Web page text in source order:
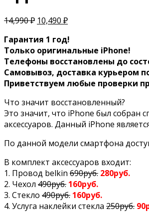
14,990₽ 10,490 ₽
Гарантия 1 год!
Только оригинальные iPhone!
Телефоны восстановлены до
Самовывоз, доставка курьером
Приветствуем любые проверки
Что значит восстановленный?
Это значит, что iPhone был
аксессуаров. Данный iPhone
По данной модели смартфона
В комплект аксессуаров входит:
1. Провод belkin 690руб. 280руб.
2. Чехол 490руб. 160руб.
3. Стекло 490руб. 160руб.
4. Услуга наклейки стекла 250руб.